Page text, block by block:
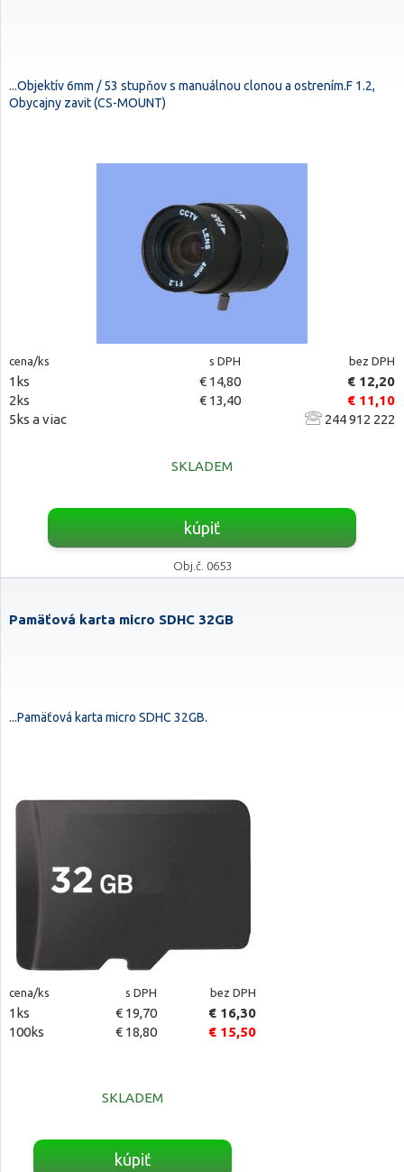
...Objektív 6mm / 53 stupňov s manuálnou clonou a ostrením.F 1.2,
Obycajny zavit (CS-MOUNT)
cena/ks s DPH bez DPH
1ks € 14,80
€ 12,20
2ks
€ 13,40
€ 11,10
5ks a viac
244 912 222
SKLADEM
kúpiť
Obj.č. 0653
Pamäťová karta micro SDHC 32GB
...Pamäťová karta micro SDHC 32GB.
cena/ks s DPH bez DPH
1ks € 19,70
€ 16,30
100ks
€ 18,80 € 15,50
SKLADEM
kúpiť